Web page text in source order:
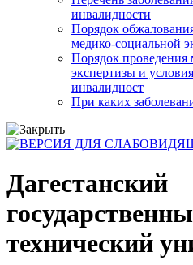
инвалидности
Порядок
медико-социальной
Порядок проведения
экспертизы и
инвалидност
При каких
Дагестанский
технический